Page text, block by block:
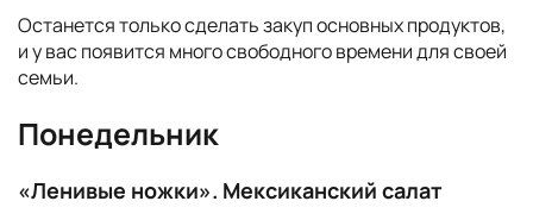
Останется только сделать закуп основных продуктов,
и у вас появится много свободного времени для своей
семьи.
Понедельник
«Ленивые ножки». Мексиканский салат